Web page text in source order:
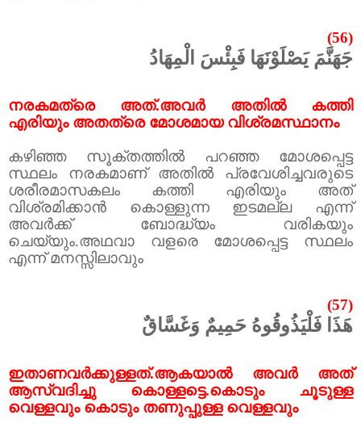
(56)
جَهَنَّمَ يَصْلَوْنَهَا فَبِئْسَ الْمِهَادُ
നരകമത്രെ അത്.അവർ അതിൽ കത്തി
എരിയും അതത്രെ മോശമായ വിശ്രമസ്ഥാനം
കഴിഞ്ഞ സൂക്തത്തിൽ പറഞ്ഞ മോശപ്പെട്ട
സ്ഥലം നരകമാണ് അതിൽ പ്രവേശിച്ചവരുടെ
ശരീരമാസകലം കത്തി എരിയും അത്
വിശ്രമിക്കാൻ കൊള്ളുന്ന ഇടമല്ല എന്ന്
അവർക്ക് ബോദ്ധ്യം വരികയും
ചെയ്യും.അഥവാ വളരെ മോശപ്പെട്ട സ്ഥലം
എന്ന് മനസ്സിലാവും
(57)
هَذَا فَلْيَذُوقُوهُ حَمِيمٌ وَغَسَّاقٌ
ഇതാണവർക്കുള്ളത്.ആകയാൽ അവർ അത്
ആസ്വദിച്ചു കൊള്ളട്ടെ.കൊടും ചൂടുള്ള
വെള്ളവും കൊടും തണുപ്പുള്ള വെള്ളവും